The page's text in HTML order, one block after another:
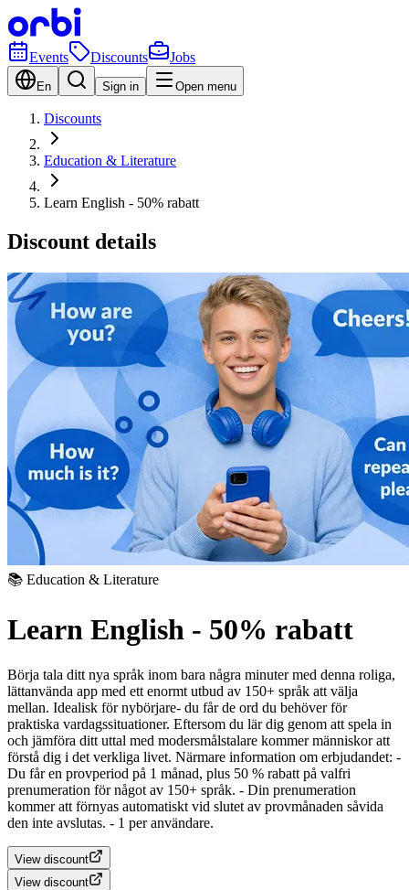
Events Discounts Jobs
En Sign in Open menu
Discounts
Education & Literature
Learn English - 50% rabatt
Discount details
📚 Education & Literature
Learn English - 50% rabatt
Börja tala ditt nya språk inom bara några minuter med denna roliga,
lättanvända app med ett enormt utbud av 150+ språk att välja
mellan. Idealisk för nybörjare- du får de ord du behöver för
praktiska vardagssituationer. Eftersom du lär dig genom att spela in
och jämföra ditt uttal med modersmålstalare kommer människor att
förstå dig i det verkliga livet. Närmare information om erbjudandet: -
Du får en provperiod på 1 månad, plus 50 % rabatt på valfri
prenumeration för något av 150+ språk. - Din prenumeration
kommer att förnyas automatiskt vid slutet av provmånaden såvida
den inte avslutas. - 1 per användare.
View discount
View discount